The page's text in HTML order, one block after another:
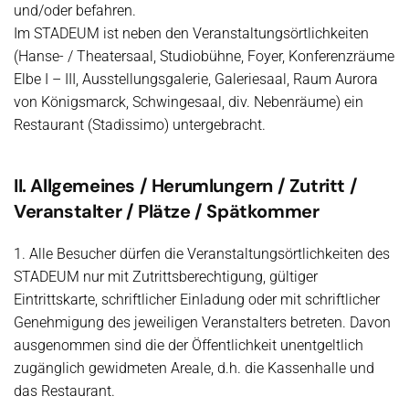
und/oder befahren.
Im STADEUM ist neben den Veranstaltungsörtlichkeiten
(Hanse- / Theatersaal, Studiobühne, Foyer, Konferenzräume
Elbe I – III, Ausstellungsgalerie, Galeriesaal, Raum Aurora
von Königsmarck, Schwingesaal, div. Nebenräume) ein
Restaurant (Stadissimo) untergebracht.
II. Allgemeines / Herumlungern / Zutritt /
Veranstalter / Plätze / Spätkommer
1. Alle Besucher dürfen die Veranstaltungsörtlichkeiten des
STADEUM nur mit Zutrittsberechtigung, gültiger
Eintrittskarte, schriftlicher Einladung oder mit schriftlicher
Genehmigung des jeweiligen Veranstalters betreten. Davon
ausgenommen sind die der Öffentlichkeit unentgeltlich
zugänglich gewidmeten Areale, d.h. die Kassenhalle und
das Restaurant.